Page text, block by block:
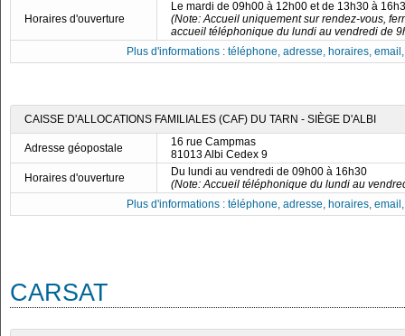
Horaires d'ouverture
Le mardi de 09h00 à 12h00 et de 13h30 à
(Note: Accueil uniquement sur rendez-vous,
accueil téléphonique du lundi au vendredi de
Plus d'informations : téléphone, adresse, horaires,
CAISSE D'ALLOCATIONS FAMILIALES (CAF) DU TARN - SIÈGE D'ALBI
Adresse géopostale
16 rue Campmas
81013 Albi Cedex 9
Horaires d'ouverture
Du lundi au vendredi de 09h00 à 16h30
(Note: Accueil téléphonique du lundi au
Plus d'informations : téléphone, adresse, horaires,
CARSAT